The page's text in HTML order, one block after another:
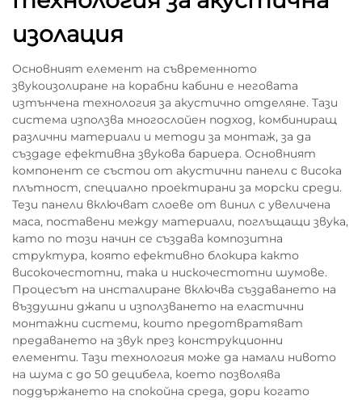
изолация
Основният елемент на съвременното
звукоизолиране на корабни кабини е неговата
изтънчена технология за акустично отделяне. Тази
система използва многослойен подход, комбиниращ
различни материали и методи за монтаж, за да
създаде ефективна звукова бариера. Основният
компонент се състои от акустични панели с висока
плътност, специално проектирани за морски среди.
Тези панели включват слоеве от винил с увеличена
маса, поставени между материали, поглъщащи звука,
като по този начин се създава композитна
структура, която ефективно блокира както
високочестотни, така и нискочестотни шумове.
Процесът на инсталиране включва създаването на
въздушни джапи и използването на еластични
монтажни системи, които предотвратяват
предаването на звук през конструкционни
елементи. Тази технология може да намали нивото
на шума с до 50 децибела, което позволява
поддържането на спокойна среда, дори когато